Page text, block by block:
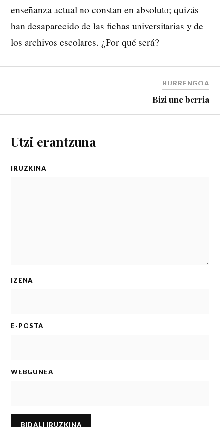
enseñanza actual no constan en absoluto; quizás
han desaparecido de las fichas universitarias y de
los archivos escolares. ¿Por qué será?
HURRENGOA
Bizi une berria
Utzi erantzuna
IRUZKIN
IZENA
E-POSTA
WEBGUNEA